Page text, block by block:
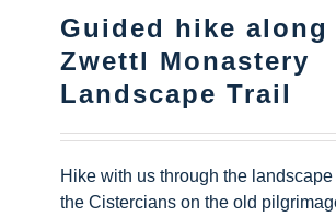
Guided hike along
Zwettl Monastery
Landscape Trail
Hike with us through the
the Cistercians on the old